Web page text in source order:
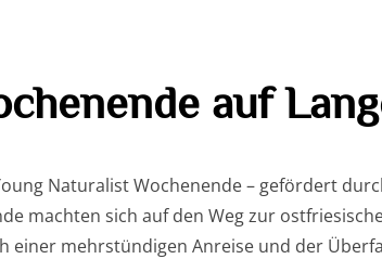
auf
Naturalist Wochenende – gefördert
machten sich auf den Weg zur
einer mehrstündigen Anreise und der